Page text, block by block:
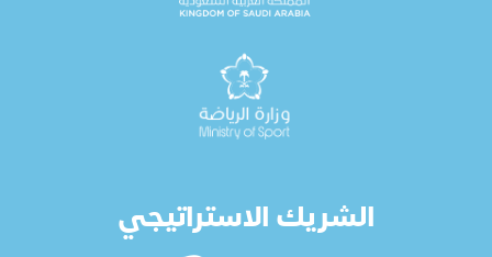
الشريك الاستراتيجي